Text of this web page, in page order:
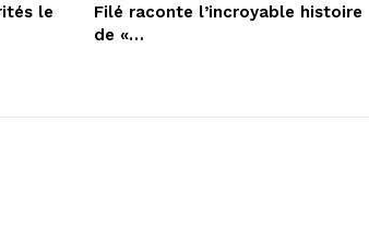
le
Filé raconte l’incroyable histoire
de «…